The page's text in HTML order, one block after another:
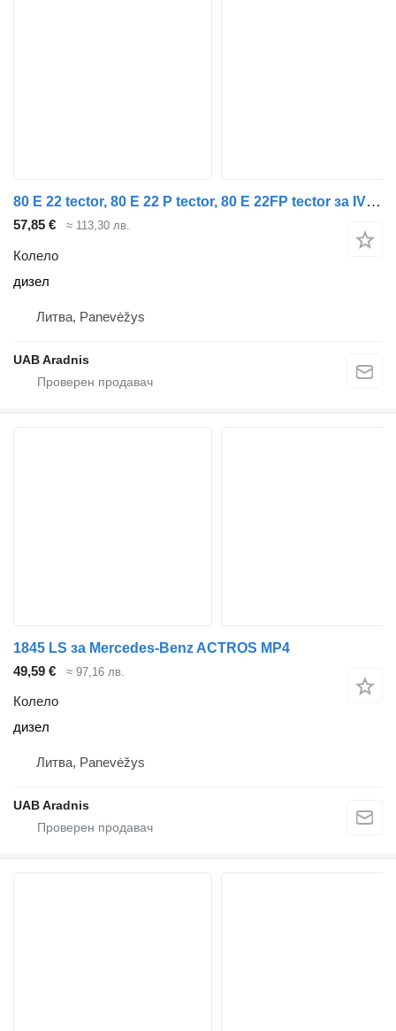
80 E 22 tector, 80 E 22 P tector, 80 E 22FP tector за IVECO EuroCargo I-III
57,85 € ≈ 113,30 лв.
Колело
дизел
Литва, Panevėžys
UAB Aradnis
1845 LS за Mercedes-Benz ACTROS MP4
49,59 €
≈ 97,16 лв.
Колело
дизел
Литва, Panevėžys
UAB Aradnis